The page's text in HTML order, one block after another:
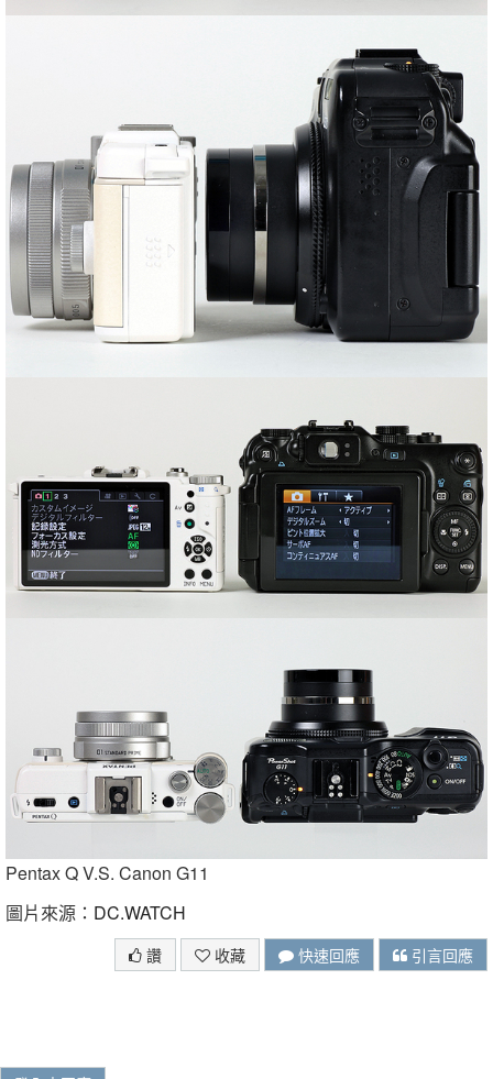
Pentax Q V.S. Canon G11
圖片來源： DC.WATCH
讚 收藏 快速回應 引言回應